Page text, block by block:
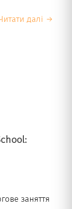
далі →
заняття